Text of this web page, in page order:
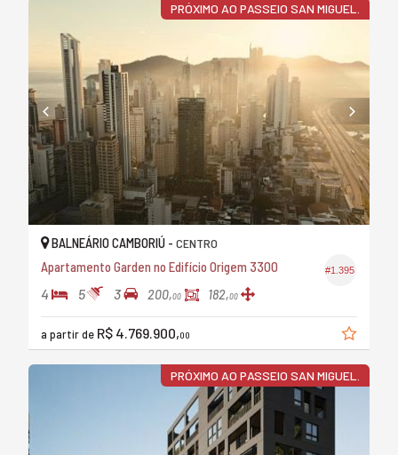
PRÓXIMO AO PASSEIO SAN MIGUEL.
#1.395
BALNEÁRIO CAMBORIÚ - CENTRO
Apartamento Garden no Edifício Origem 3300
4 5 3 200,00 182,00
a partir de R$ 4.769.900,00
PRÓXIMO AO PASSEIO SAN MIGUEL.